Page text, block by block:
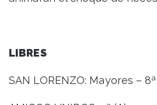
LIBRES
SAN LORENZO: Mayores –